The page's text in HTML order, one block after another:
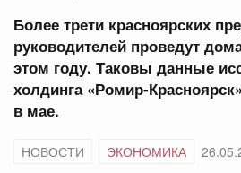
Более трети красноярских
руководителей проведут
этом году. Таковы данные
холдинга «Ромир-
в мае.
НОВОСТИ ЭКОНОМИКА